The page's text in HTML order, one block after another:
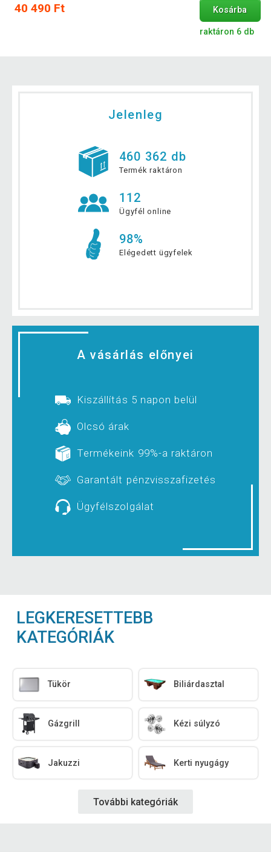
40 490 Ft Kosárba
raktáron 6 db
Jelenleg
460 362 db
Termék raktáron
112
Ügyfél online
98%
Elégedett ügyfelek
A vásárlás előnyei
Kiszállítás 5 napon belül
Olcsó árak
Termékeink 99%-a raktáron
Garantált pénzvisszafizetés
Ügyfélszolgálat
LEGKERESETTEBB
KATEGÓRIÁK
Tükör Biliárdasztal
Gázgrill Kézi súlyzó
Jakuzzi Kerti nyugágy
További kategóriák